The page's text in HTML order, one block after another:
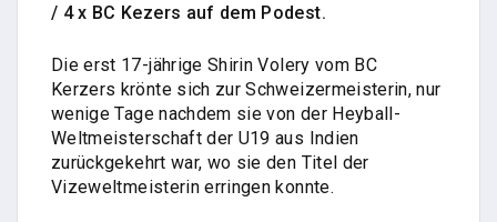
/ 4 x BC Kezers auf dem Podest.
Die erst 17-jährige Shirin Volery vom BC
Kerzers krönte sich zur Schweizermeisterin, nur
wenige Tage nachdem sie von der Heyball-
Weltmeisterschaft der U19 aus Indien
zurückgekehrt war, wo sie den Titel der
Vizeweltmeisterin erringen konnte.